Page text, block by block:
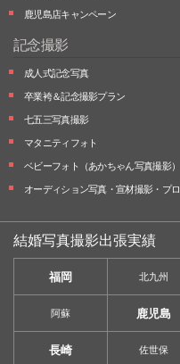
鹿児島店キャンペーン
記念撮影
成人式記念写真
卒業袴＆記念撮影プラン
七五三写真撮影
マタニティフォト
ベビーフォト （あかちゃん写真撮影）
オーディション写真・ 宣材撮影・ プ
結婚写真撮影出張実績
福岡 北九州
阿蘇 鹿児島
長崎 佐世保